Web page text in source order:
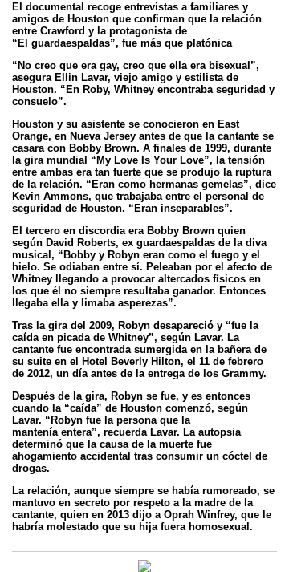
El documental recoge entrevistas a familiares y
amigos de Houston que confirman que la relación
entre Crawford y la protagonista de
“El guardaespaldas”, fue más que platónica
“No creo que era gay, creo que ella era bisexual”,
asegura Ellin Lavar, viejo amigo y estilista de
Houston. “En Roby, Whitney encontraba seguridad y
consuelo”.
Houston y su asistente se conocieron en East
Orange, en Nueva Jersey antes de que la cantante se
casara con Bobby Brown. A finales de 1999, durante
la gira mundial “My Love Is Your Love”, la tensión
entre ambas era tan fuerte que se produjo la ruptura
de la relación. “Eran como hermanas gemelas”, dice
Kevin Ammons, que trabajaba entre el personal de
seguridad de Houston. “Eran inseparables”.
El tercero en discordia era Bobby Brown quien
según David Roberts, ex guardaespaldas de la diva
musical, “Bobby y Robyn eran como el fuego y el
hielo. Se odiaban entre sí. Peleaban por el afecto de
Whitney llegando a provocar altercados físicos en
los que él no siempre resultaba ganador. Entonces
llegaba ella y limaba asperezas”.
Tras la gira del 2009, Robyn desapareció y “fue la
caída en picada de Whitney”, según Lavar. La
cantante fue encontrada sumergida en la bañera de
su suite en el Hotel Beverly Hilton, el 11 de febrero
de 2012, un día antes de la entrega de los Grammy.
Después de la gira, Robyn se fue, y es entonces
cuando la “caída” de Houston comenzó, según
Lavar. “Robyn fue la persona que la
mantenía entera”, recuerda Lavar. La autopsia
determinó que la causa de la muerte fue
ahogamiento accidental tras consumir un cóctel de
drogas.
La relación, aunque siempre se había rumoreado, se
mantuvo en secreto por respeto a la madre de la
cantante, quien en 2013 dijo a Oprah Winfrey, que le
habría molestado que su hija fuera homosexual.